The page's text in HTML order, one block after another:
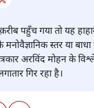
पहुँच गया तो यह
स्तर या बाधा
अरविंद मोहन के
गिर रहा है।